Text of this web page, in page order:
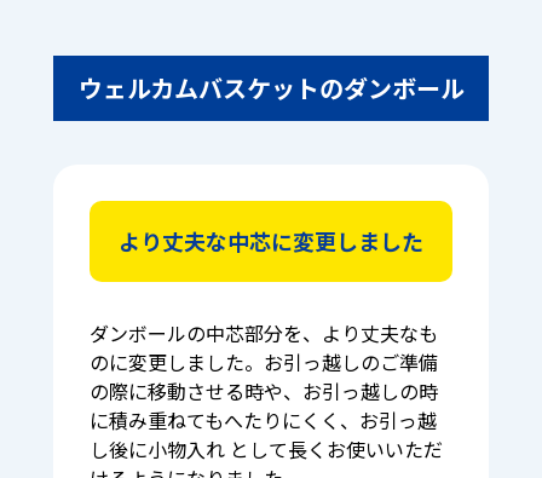
ウェルカムバスケットのダンボール
より丈夫な中芯に変更しました
ダンボールの中芯部分を、より丈夫なも
のに変更しました。お引っ越しのご準備
の際に移動させる時や、お引っ越しの時
に積み重ねてもへたりにくく、お引っ越
し後に小物入れ として長くお使いいただ